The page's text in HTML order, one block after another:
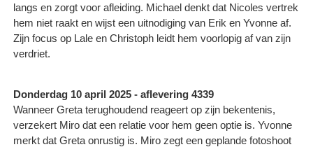
langs en zorgt voor afleiding. Michael denkt dat Nicoles vertrek
hem niet raakt en wijst een uitnodiging van Erik en Yvonne af.
Zijn focus op Lale en Christoph leidt hem voorlopig af van zijn
verdriet.
Donderdag 10 april 2025 - aflevering 4339
Wanneer Greta terughoudend reageert op zijn bekentenis,
verzekert Miro dat een relatie voor hem geen optie is. Yvonne
merkt dat Greta onrustig is. Miro zegt een geplande fotoshoot